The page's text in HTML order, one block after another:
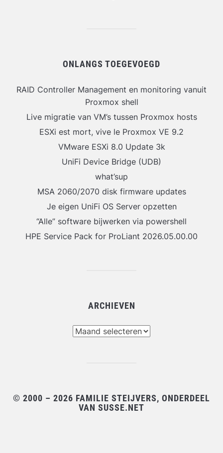
ONLANGS TOEGEVOEGD
RAID Controller Management en monitoring vanuit
Proxmox shell
Live migratie van VM’s tussen Proxmox hosts
ESXi est mort, vive le Proxmox VE 9.2
VMware ESXi 8.0 Update 3k
UniFi Device Bridge (UDB)
what’sup
MSA 2060/2070 disk firmware updates
Je eigen UniFi OS Server opzetten
“Alle” software bijwerken via powershell
HPE Service Pack for ProLiant 2026.05.00.00
ARCHIEVEN
© 2000 – 2026 FAMILIE STEIJVERS, ONDERDEEL
VAN SUSSE.NET